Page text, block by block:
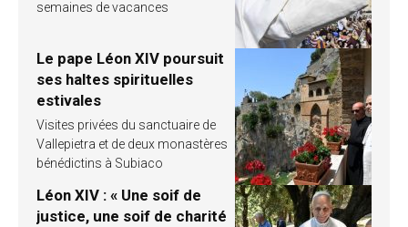
semaines de vacances
Le pape Léon XIV poursuit
ses haltes spirituelles
estivales
Visites privées du sanctuaire de
Vallepietra et de deux monastères
bénédictins à Subiaco
Léon XIV : « Une soif de
justice, une soif de charité